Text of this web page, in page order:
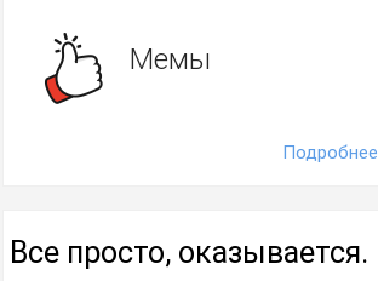
Мемы
Подробнее
Все просто, оказывается.